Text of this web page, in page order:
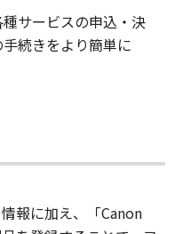
サービスの申込・決
続きをより簡単に
報に加え、「Canon